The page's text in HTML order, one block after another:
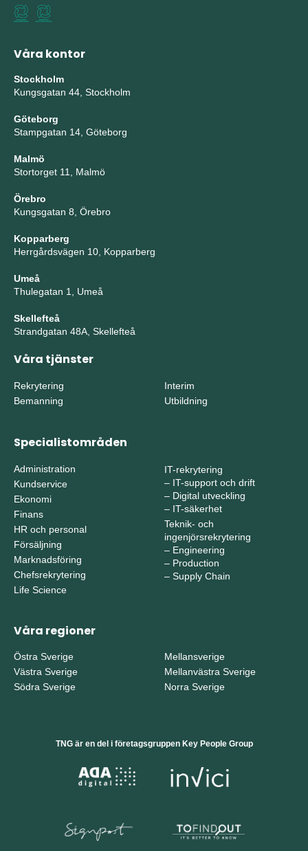
Våra kontor
Stockholm
Kungsgatan 44, Stockholm
Göteborg
Stampgatan 14, Göteborg
Malmö
Stortorget 11, Malmö
Örebro
Kungsgatan 8, Örebro
Kopparberg
Herrgårdsvägen 10, Kopparberg
Umeå
Thulegatan 1, Umeå
Skellefteå
Strandgatan 48A, Skellefteå
Våra tjänster
Rekrytering
Bemanning
Interim
Utbildning
Specialistområden
Administration
Kundservice
Ekonomi
Finans
HR och personal
Försäljning
Marknadsföring
Chefsrekrytering
Life Science
IT-rekrytering
– IT-support och drift
– Digital utveckling
– IT-säkerhet
Teknik- och
ingenjörsrekrytering
– Engineering
– Production
– Supply Chain
Våra regioner
Östra Sverige
Västra Sverige
Södra Sverige
Mellansverige
Mellanvästra Sverige
Norra Sverige
TNG är en del i företagsgruppen Key People Group